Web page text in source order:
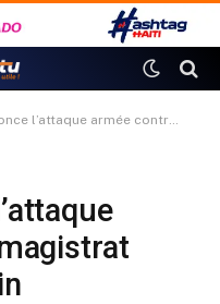
armée contre le magistrat Jean Wilner Morin